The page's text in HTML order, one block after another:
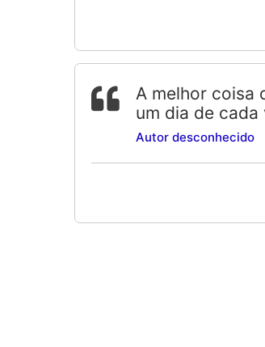
A melhor coisa
um dia de cada
Autor desconhecido